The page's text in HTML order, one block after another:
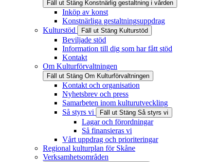
Fäll ut Stäng Konstnärlig gestaltning i vården
Inköp av konst
Konstnärliga gestaltningsuppdrag
Kulturstöd
Fäll ut Stäng Kulturstöd
Beviljade stöd
Information till dig som har fått stöd
Kontakt
Om Kulturförvaltningen
Fäll ut Stäng Om Kulturförvaltningen
Kontakt och organisation
Nyhetsbrev och press
Samarbeten inom kulturutveckling
Så styrs vi
Fäll ut Stäng Så styrs vi
Lagar och förordningar
Så finansieras vi
Vårt uppdrag och prioriteringar
Regional kulturplan för Skåne
Verksamhetsområden